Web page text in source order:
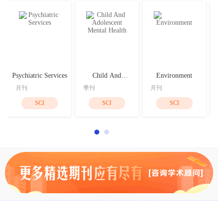
Psychiatric Services
月刊
SCI
Child And
Adolescent Mental
Health
季刊
SCI
Environment
月刊
SCI